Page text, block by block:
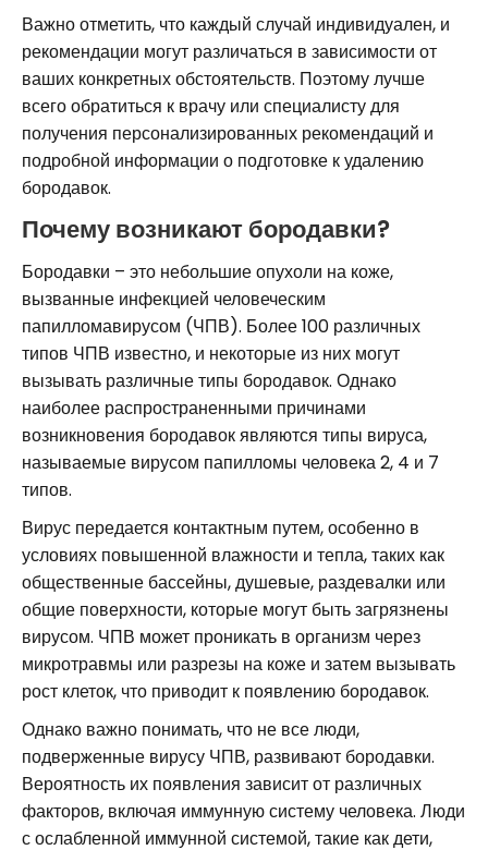
Важно отметить, что каждый случай индивидуален, и
рекомендации могут различаться в зависимости от
ваших конкретных обстоятельств. Поэтому лучше
всего обратиться к врачу или специалисту для
получения персонализированных рекомендаций и
подробной информации о подготовке к удалению
бородавок.
Почему возникают бородавки?
Бородавки – это небольшие опухоли на коже,
вызванные инфекцией человеческим
папилломавирусом (ЧПВ). Более 100 различных
типов ЧПВ известно, и некоторые из них могут
вызывать различные типы бородавок. Однако
наиболее распространенными причинами
возникновения бородавок являются типы вируса,
называемые вирусом папилломы человека 2, 4 и 7
типов.
Вирус передается контактным путем, особенно в
условиях повышенной влажности и тепла, таких как
общественные бассейны, душевые, раздевалки или
общие поверхности, которые могут быть загрязнены
вирусом. ЧПВ может проникать в организм через
микротравмы или разрезы на коже и затем вызывать
рост клеток, что приводит к появлению бородавок.
Однако важно понимать, что не все люди,
подверженные вирусу ЧПВ, развивают бородавки.
Вероятность их появления зависит от различных
факторов, включая иммунную систему человека. Люди
с ослабленной иммунной системой, такие как дети,